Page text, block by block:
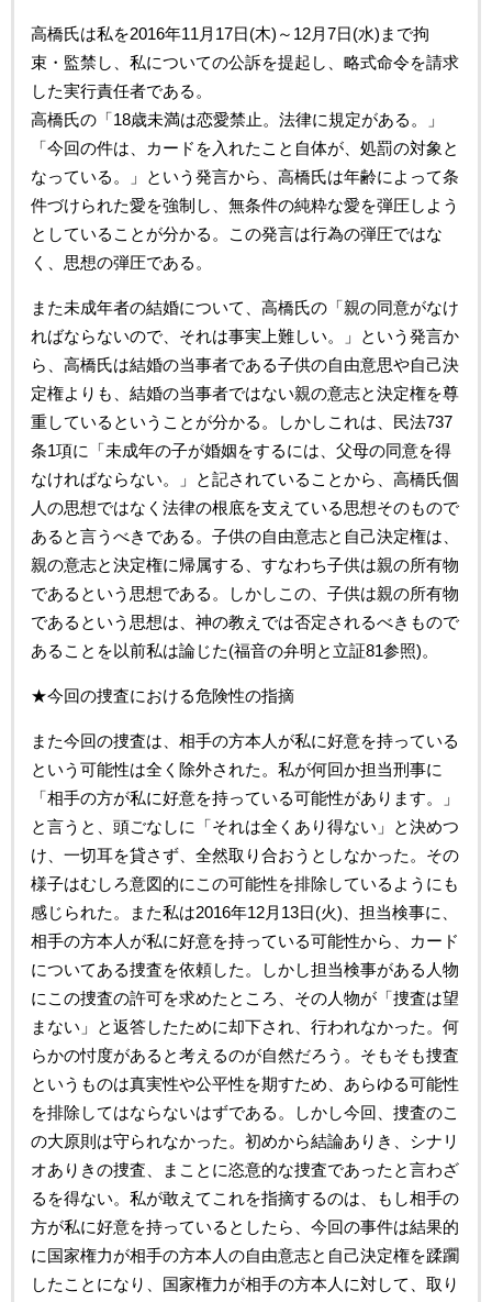
高橋氏は私を2016年11月17日(木)～12月7日(水)まで拘
束・監禁し、私についての公訴を提起し、略式命令を請求
した実行責任者である。
高橋氏の「18歳未満は恋愛禁止。法律に規定がある。」
「今回の件は、カードを入れたこと自体が、処罰の対象と
なっている。」という発言から、高橋氏は年齢によって条
件づけられた愛を強制し、無条件の純粋な愛を弾圧しよう
としていることが分かる。この発言は行為の弾圧ではな
く、思想の弾圧である。
また未成年者の結婚について、高橋氏の「親の同意がなけ
ればならないので、それは事実上難しい。」という発言か
ら、高橋氏は結婚の当事者である子供の自由意思や自己決
定権よりも、結婚の当事者ではない親の意志と決定権を尊
重しているということが分かる。しかしこれは、民法737
条1項に「未成年の子が婚姻をするには、父母の同意を得
なければならない。」と記されていることから、高橋氏個
人の思想ではなく法律の根底を支えている思想そのもので
あると言うべきである。子供の自由意志と自己決定権は、
親の意志と決定権に帰属する、すなわち子供は親の所有物
であるという思想である。しかしこの、子供は親の所有物
であるという思想は、神の教えでは否定されるべきもので
あることを以前私は論じた(福音の弁明と立証81参照)。
★今回の捜査における危険性の指摘
また今回の捜査は、相手の方本人が私に好意を持っている
という可能性は全く除外された。私が何回か担当刑事に
「相手の方が私に好意を持っている可能性があります。」
と言うと、頭ごなしに「それは全くあり得ない」と決めつ
け、一切耳を貸さず、全然取り合おうとしなかった。その
様子はむしろ意図的にこの可能性を排除しているようにも
感じられた。また私は2016年12月13日(火)、担当検事に、
相手の方本人が私に好意を持っている可能性から、カード
についてある捜査を依頼した。しかし担当検事がある人物
にこの捜査の許可を求めたところ、その人物が「捜査は望
まない」と返答したために却下され、行われなかった。何
らかの忖度があると考えるのが自然だろう。そもそも捜査
というものは真実性や公平性を期すため、あらゆる可能性
を排除してはならないはずである。しかし今回、捜査のこ
の大原則は守られなかった。初めから結論ありき、シナリ
オありきの捜査、まことに恣意的な捜査であったと言わざ
るを得ない。私が敢えてこれを指摘するのは、もし相手の
方が私に好意を持っているとしたら、今回の事件は結果的
に国家権力が相手の方本人の自由意志と自己決定権を蹂躙
したことになり、国家権力が相手の方本人に対して、取り